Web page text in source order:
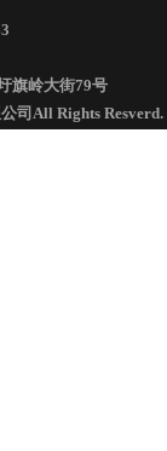
旗岭大街79号
司All Rights